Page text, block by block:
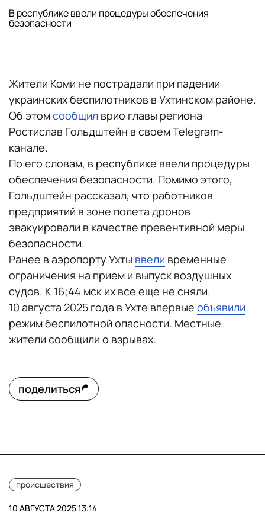
В республике ввели процедуры обеспечения
безопасности
Жители Коми не пострадали при падении
украинских беспилотников в Ухтинском районе.
Об этомсообщил врио главы региона
Ростислав Гольдштейн в своем Telegram-
канале.
По его словам, в республике ввели процедуры
обеспечения безопасности. Помимо этого,
Гольдштейн рассказал, что работников
предприятий в зоне полета дронов
эвакуировали в качестве превентивной меры
безопасности.
Ранее в аэропорту Ухты ввели временные
ограничения на прием и выпуск воздушных
судов. К 16;44 мск их все еще не сняли.
10 августа 2025 года в Ухте впервые объявили
режим беспилотной опасности. Местные
жители сообщили о взрывах.
поделиться
происшествия
10 АВГУСТА 2025 13:14